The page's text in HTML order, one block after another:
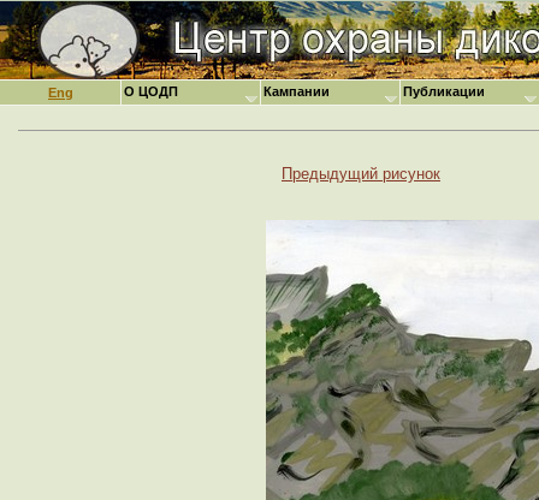
Eng
Предыдущий рисунок
О ЦОДП Кампании Публикации